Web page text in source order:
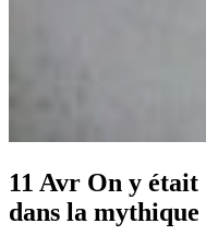
11 Avr On y était
dans la mythique